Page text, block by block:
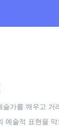
가를 깨우고 거
예술적 표현을